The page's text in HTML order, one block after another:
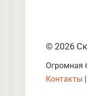
© 2026
Огромная
Контакты |